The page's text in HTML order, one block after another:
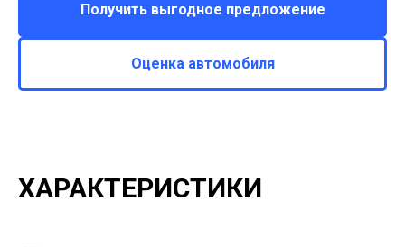
Получить выгодное предложение
Оценка автомобиля
ХАРАКТЕРИСТИКИ